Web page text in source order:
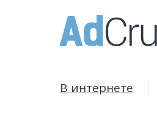
В интернете